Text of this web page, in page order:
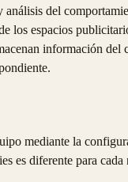
del
los espacios
información del
mediante la
diferente para